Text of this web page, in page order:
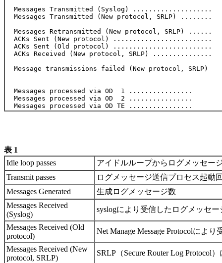
Messages Transmitted (Syslog) ....................
Messages Transmitted (New protocol, SRLP) ........
Messages Retransmitted (New protocol, SRLP) ......
ACKs Sent (New protocol) .........................
ACKs Sent (Old protocol) .........................
ACKs Received (New protocol, SRLP) ...............
Message transmissions failed (New protocol, SRLP)
Messages processed via OD  1 ................
Messages processed via OD  2 ................
表 1
Idle loop passes
アイドルループからログメッセー
Transmit passes
ログメッセージ送信プロセス起動
Messages Generated
生成ログメッセージ数
Messages Received
(Syslog)
syslogにより受信したログメッセー
Messages Received (Old
protocol)
Net Manage Message Protocolによ
Messages Received (New
protocol, SRLP)
SRLP（Secure Router Log Protocol